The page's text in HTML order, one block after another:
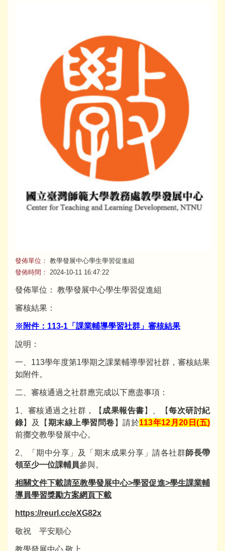
發佈單位： 教學發展中心學生學習促進組
發佈時間： 2024-10-11 16:47:22
發佈單位： 教學發展中心學生學習促進組
審核結果：
※附件：113-1「課業輔導學習社群」審核結果
說明：
一、113學年度第1學期之課業輔導學習社群，審核結果
如附件。
二、審核通過之社群應完成以下應盡事項：
1、審核通過之社群，【 成果報告書 】、【每次研討紀
錄】及【 期末線上學習問卷 】請於113年12月20日(五)
前擲交教學發展中心。
2、「期中分享」及「期末成果分享」請各社群師長帶
領至少一位課輔員參與。
相關文件下載請至教學發展中心>學習促進>學生課業輔
導員學習獎勵方案網頁下載
https://reurl.cc/eXG82x
敬祝 平安順心